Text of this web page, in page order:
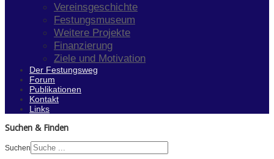
Vereinsgeschichte
Festungsmuseum
Weitere Projekte
Finanzierung
Ziele und Motivation
Der Festungsweg
Forum
Publikationen
Kontakt
Links
Suchen & Finden
Suchen